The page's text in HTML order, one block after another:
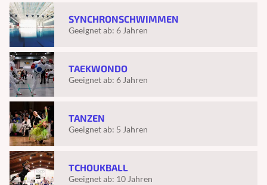
SYNCHRONSCHWIMMEN
Geeignet ab: 6 Jahren
TAEKWONDO
Geeignet ab: 6 Jahren
TANZEN
Geeignet ab: 5 Jahren
TCHOUKBALL
Geeignet ab: 10 Jahren